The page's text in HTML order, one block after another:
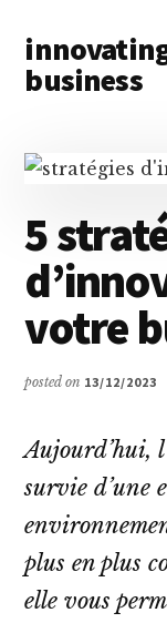
main
content
primary
sidebar
menu
business
business
innovation
portée
de
5
votre
posted on 13/12/2023
Aujourd’hui,
survie d’une
plus en plus
elle vous